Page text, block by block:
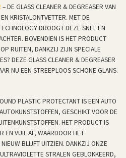
– DE GLASS CLEANER & DEGREASER VAN
KRISTALONTVETTER. MET DE
DROOGT DEZE SNEL EN
BOVENDIEN IS HET PRODUCT
RUITEN, DANKZIJ ZIJN SPECIALE
DEZE GLASS CLEANER & DEGREASER
NU EEN STREEPLOOS SCHONE GLANS.
PLASTIC PROTECTANT IS EEN AUTO
GESCHIKT VOOR DE
HET PRODUCT IS
EN VUIL AF, WAARDOOR HET
BLIJFT UITZIEN. DANKZIJ ONZE
STRALEN GEBLOKKEERD,